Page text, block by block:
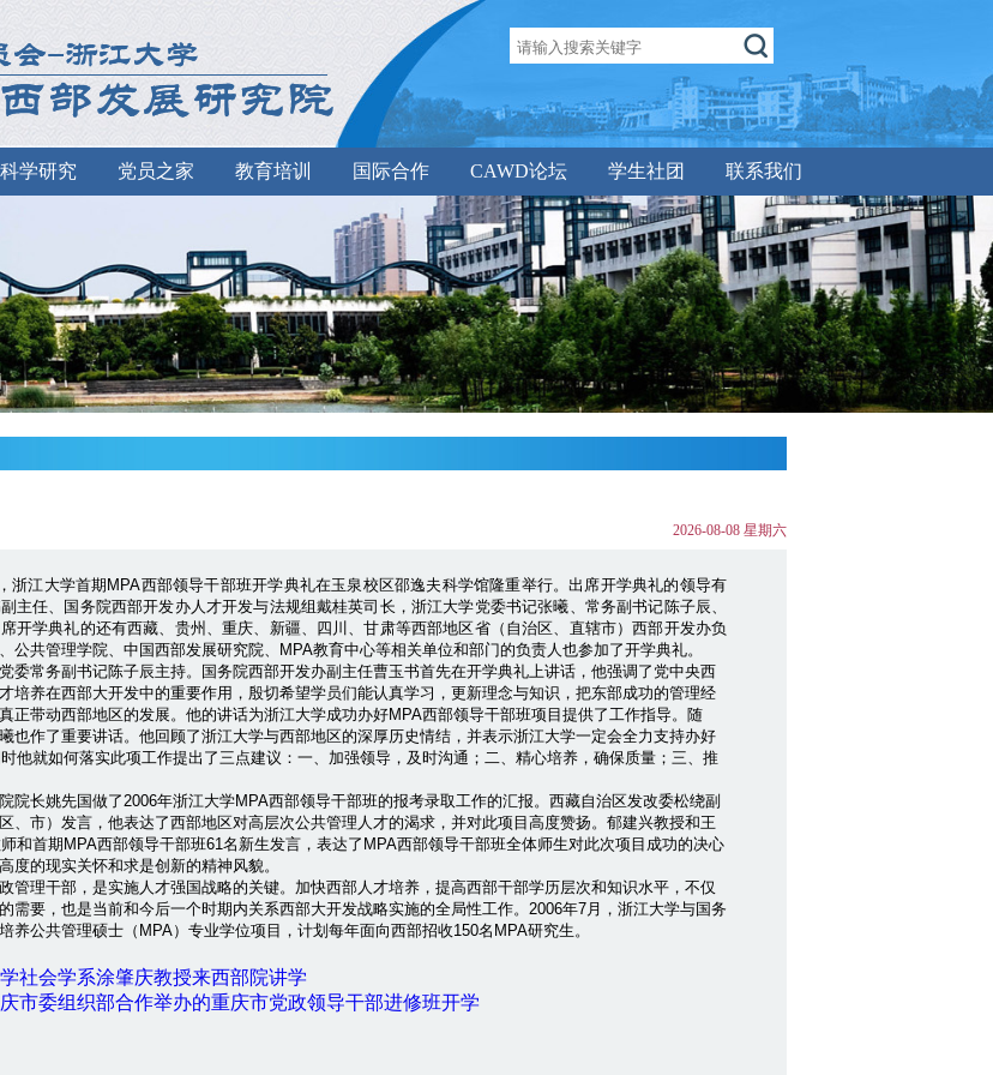
科学研究 党员之家 教育培训 国际合作 CAWD论坛 学生社团 联系我们
2026-08-08 星期六
浙江大学首期MPA西部领导干部班开学典礼在玉泉校区邵逸夫科学馆隆重举行。出席开学典礼的领导有
主任、国务院西部开发办人才开发与法规组戴桂英司长，浙江大学党委书记张曦、常务副书记陈子辰、
开学典礼的还有西藏、贵州、重庆、新疆、四川、甘肃等西部地区省（自治区、直辖市）西部开发办负
公共管理学院、中国西部发展研究院、MPA教育中心等相关单位和部门的负责人也参加了开学典礼。
常务副书记陈子辰主持。国务院西部开发办副主任曹玉书首先在开学典礼上讲话，他强调了党中央西
培养在西部大开发中的重要作用，殷切希望学员们能认真学习，更新理念与知识，把东部成功的管理经
正带动西部地区的发展。他的讲话为浙江大学成功办好MPA西部领导干部班项目提供了工作指导。随
也作了重要讲话。他回顾了浙江大学与西部地区的深厚历史情结，并表示浙江大学一定会全力支持办好
他就如何落实此项工作提出了三点建议：一、加强领导，及时沟通；二、精心培养，确保质量；三、推
长姚先国做了2006年浙江大学MPA西部领导干部班的报考录取工作的汇报。西藏自治区发改委松绕副
、市）发言，他表达了西部地区对高层次公共管理人才的渴求，并对此项目高度赞扬。郁建兴教授和王
和首期MPA西部领导干部班61名新生发言，表达了MPA西部领导干部班全体师生对此次项目成功的决心
度的现实关怀和求是创新的精神风貌。
理干部，是实施人才强国战略的关键。加快西部人才培养，提高西部干部学历层次和知识水平，不仅
需要，也是当前和今后一个时期内关系西部大开发战略实施的全局性工作。2006年7月，浙江大学与国务
养公共管理硕士（MPA）专业学位项目，计划每年面向西部招收150名MPA研究生。
社会学系涂肇庆教授来西部院讲学
市委组织部合作举办的重庆市党政领导干部进修班开学